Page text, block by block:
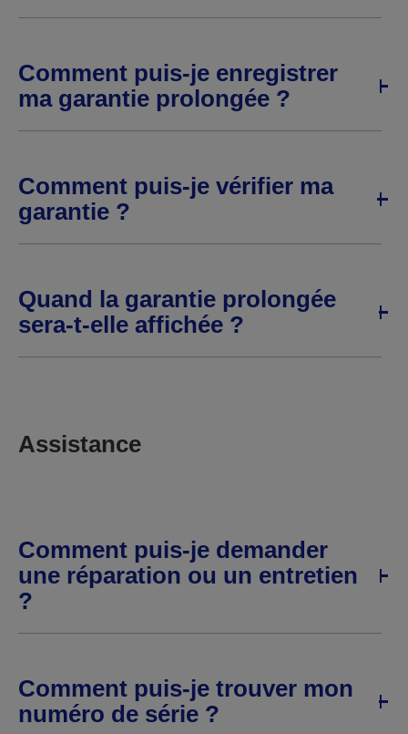
Comment puis-je enregistrer
ma garantie prolongée ?
Comment puis-je vérifier ma
garantie ?
Quand la garantie prolongée
sera-t-elle affichée ?
Assistance
Comment puis-je demander
une réparation ou un entretien
?
Comment puis-je trouver mon
numéro de série ?